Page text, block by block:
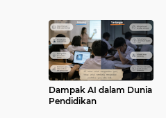
Dampak AI dalam Dunia
Pendidikan